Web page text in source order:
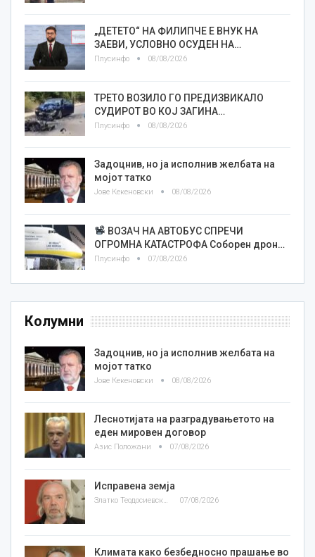
„ДЕТЕТО“ НА ФИЛИПЧЕ Е ВНУК НА
ЗАЕВИ, УСЛОВНО ОСУДЕН НА…
Плусинфо 08/08/2026
ТРЕТО ВОЗИЛО ГО ПРЕДИЗВИКАЛО
СУДИРОТ ВО КОЈ ЗАГИНА…
Плусинфо 08/08/2026
Задоцнив, но ја исполнив желбата на
мојот татко
Јове Кекеновски 08/08/2026
ВОЗАЧ НА АВТОБУС СПРЕЧИ
ОГРОМНА КАТАСТРОФА Соборен дрон…
Плусинфо 07/08/2026
Колумни
Задоцнив, но ја исполнив желбата на
мојот татко
Јове Кекеновски 08/08/2026
Леснотијата на разградувањетото на
еден мировен договор
Азис Положани 07/08/2026
Исправена земја
Златко Теодосиевски 07/08/2026
Климата како безбедносно прашање во